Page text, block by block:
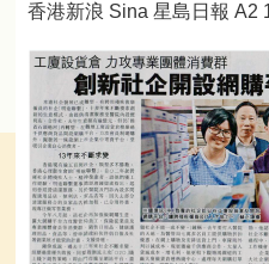
香港新浪 Sina 星島日報 A2